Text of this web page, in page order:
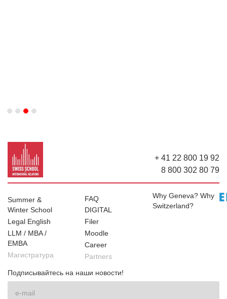
Slide 3 of 4.
FAQ
DIGITAL
Filer
Moodle
Career
Partners
Summer &
Winter School
Legal English
LLM / MBA /
EMBA
Магистратура
Why Geneva? Why
Switzerland?
+ 41 22 800 19 92
8 800 302 80 79
Подписывайтесь на наши новости!